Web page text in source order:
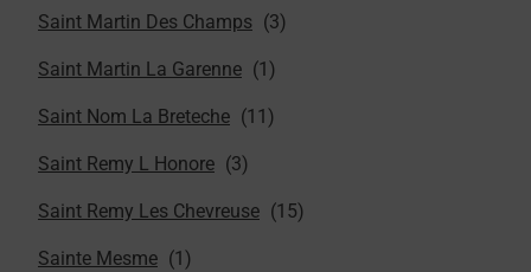
Saint Martin Des Champs
Saint Martin La Garenne
Saint Nom La Breteche
Saint Remy L Honore
Saint Remy Les Chevreuse
Sainte Mesme